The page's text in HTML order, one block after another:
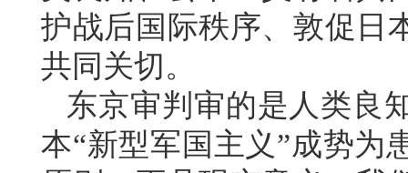
护战后国际秩序、敦促日
共同关切。
东京审判审的是人类良
本“新型军国主义”成势为